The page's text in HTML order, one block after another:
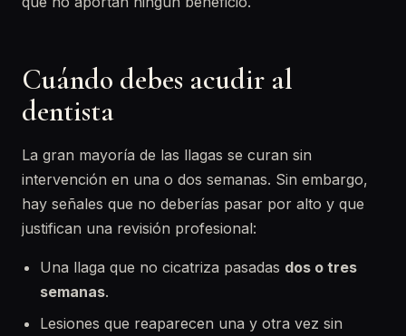
Cuándo debes acudir al
dentista
La gran mayoría de las llagas se curan sin
intervención en una o dos semanas. Sin embargo,
hay señales que no deberías pasar por alto y que
justifican una revisión profesional:
Una llaga que no cicatriza pasadas dos o tres
semanas.
Lesiones que reaparecen una y otra vez sin